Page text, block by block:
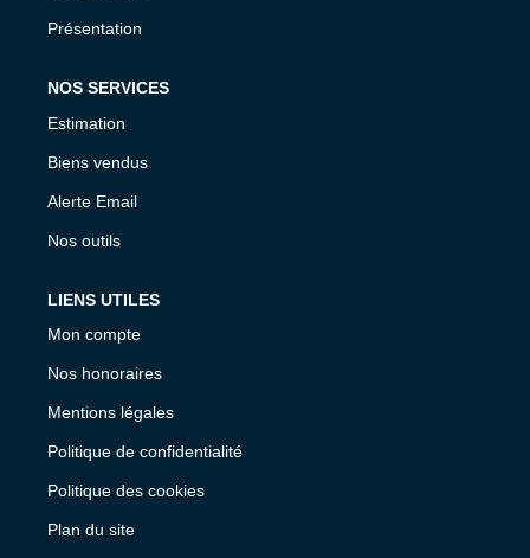
Présentation
NOS SERVICES
Estimation
Biens vendus
Alerte Email
Nos outils
LIENS UTILES
Mon compte
Nos honoraires
Mentions légales
Politique de confidentialité
Politique des cookies
Plan du site